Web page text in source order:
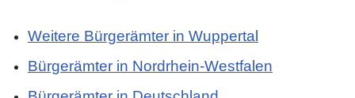
Weitere Bürgerämter in Wuppertal
Bürgerämter in Nordrhein-Westfalen